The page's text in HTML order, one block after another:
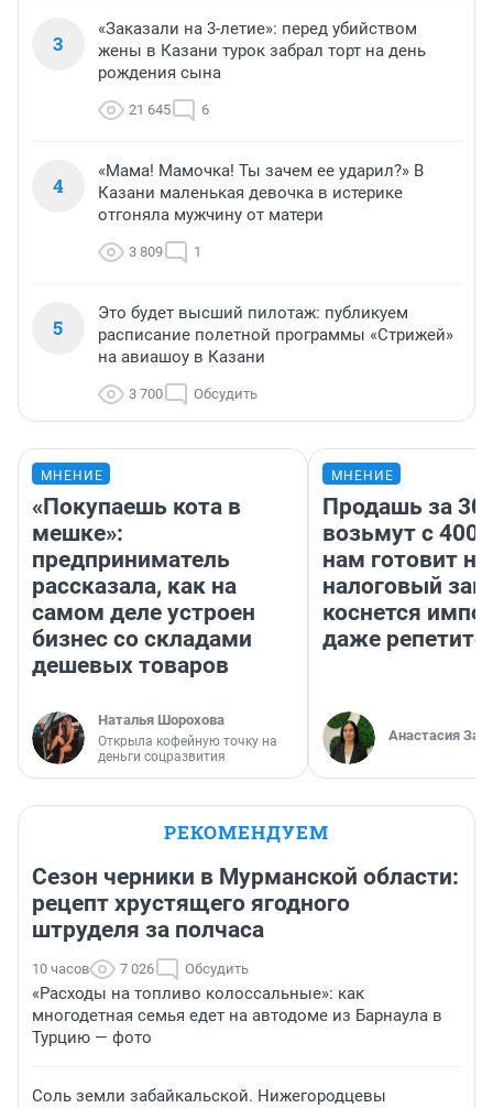
3
«Заказали на 3-летие»: перед убийством
жены в Казани турок забрал торт на день
рождения сына
21 645 6
4
«Мама! Мамочка! Ты зачем ее ударил?» В
Казани маленькая девочка в истерике
отгоняла мужчину от матери
3 809 1
5
Это будет высший пилотаж: публикуем
расписание полетной программы «Стрижей»
на авиашоу в Казани
3 700 Обсудить
МНЕНИЕ
«Покупаешь кота в
мешке»:
предприниматель
рассказала, как на
самом деле устроен
бизнес со складами
дешевых товаров
Наталья Шорохова
Открыла кофейную точку на
деньги соцразвития
МНЕНИЕ
Продашь за
возьмут с
нам готовит
налоговый
коснется
даже
Анастасия
РЕКОМЕНДУЕМ
Сезон черники в Мурманской области:
рецепт хрустящего ягодного
штруделя за полчаса
10 часов 7 026 Обсудить
«Расходы на топливо колоссальные»: как
многодетная семья едет на автодоме из Барнаула в
Турцию — фото
Соль земли забайкальской. Нижегородцевы